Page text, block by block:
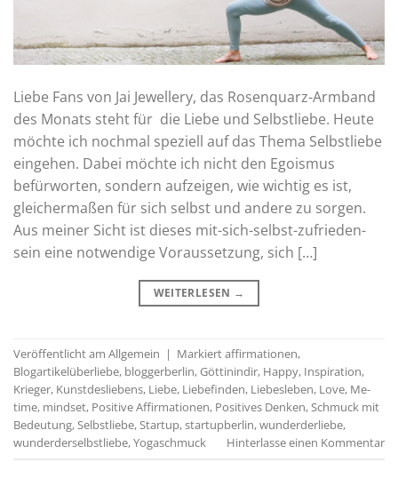
Liebe Fans von Jai Jewellery, das Rosenquarz-Armband
des Monats steht für die Liebe und Selbstliebe. Heute
möchte ich nochmal speziell auf das Thema Selbstliebe
eingehen. Dabei möchte ich nicht den Egoismus
befürworten, sondern aufzeigen, wie wichtig es ist,
gleichermaßen für sich selbst und andere zu sorgen.
Aus meiner Sicht ist dieses mit-sich-selbst-zufrieden-
sein eine notwendige Voraussetzung, sich […]
WEITERLESEN →
Veröffentlicht am Allgemein | Markiertaffirmationen,
Blogartikelüberliebe, bloggerberlin,Göttinindir, Happy, Inspiration,
Krieger, Kunstdesliebens, Liebe, Liebefinden, Liebesleben, Love, Me-
time, mindset, Positive Affirmationen, Positives Denken,Schmuck mit
Bedeutung,Selbstliebe,Startup,startupberlin,wunderderliebe,
wunderderselbstliebe,Yogaschmuck Hinterlasse einen Kommentar